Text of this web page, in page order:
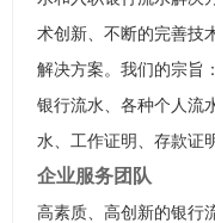
术创新、不断的完善技
解决方案。我们的宗旨
银行流水、各种个人流
水、工作证明、存款证
企业服务团队
高素质、高创新的银行